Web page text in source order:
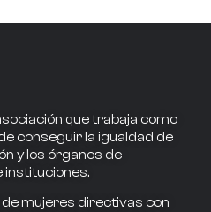
que trabaja como
conseguir la igualdad de
y los órganos de
instituciones.
de mujeres directivas con